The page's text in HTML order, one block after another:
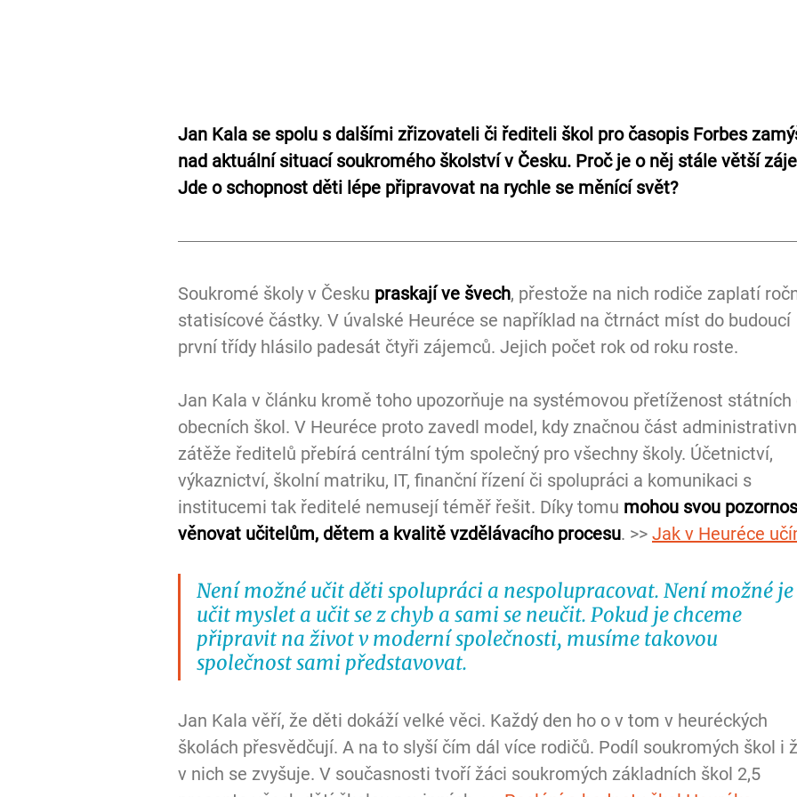
Jan Kala se spolu s dalšími zřizovateli či řediteli škol pro časopis Forbes
nad aktuální situací soukromého školství v Česku. Proč je o něj stále větší
Jde o schopnost děti lépe připravovat na rychle se měnící svět?
Soukromé školy v Česku praskají ve švech, přestože na nich rodiče zaplatí
statisícové částky. V úvalské Heuréce se například na čtrnáct míst do budoucí
první třídy hlásilo padesát čtyři zájemců. Jejich počet rok od roku roste.
Jan Kala v článku kromě toho upozorňuje na systémovou přetíženost státních
obecních škol. V Heuréce proto zavedl model, kdy značnou část
zátěže ředitelů přebírá centrální tým společný pro všechny školy. Účetnictví,
výkaznictví, školní matriku, IT, finanční řízení či spolupráci a komunikaci s
institucemi tak ředitelé nemusejí téměř řešit. Díky tomu mohou svou
věnovat učitelům, dětem a kvalitě vzdělávacího procesu. >> Jak v Heuréce
Není možné učit děti spolupráci a nespolupracovat. Není možné je
učit myslet a učit se z chyb a sami se neučit. Pokud je chceme
připravit na život v moderní společnosti, musíme takovou
společnost sami představovat.
Jan Kala věří, že děti dokáží velké věci. Každý den ho o v tom v heuréckých
školách přesvědčují. A na to slyší čím dál více rodičů. Podíl soukromých škol i
v nich se zvyšuje. V současnosti tvoří žáci soukromých základních škol 2,5